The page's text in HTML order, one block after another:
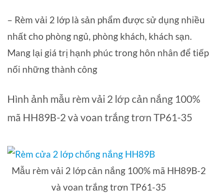
– Rèm vải 2 lớp là sản phẩm được sử dụng nhiều
nhất cho phòng ngủ, phòng khách, khách sạn.
Mang lại giá trị hạnh phúc trong hôn nhân để tiếp
nối những thành công
Hình ảnh mẫu rèm vải 2 lớp cản nắng 100%
mã HH89B-2 và voan trắng trơn TP61-35
Mẫu rèm vải 2 lớp cản nắng 100% mã HH89B-2
và voan trắng trơn TP61-35